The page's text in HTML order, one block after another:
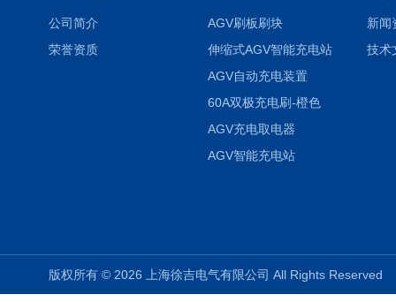
公司简介
荣誉资质
AGV刷板刷块
伸缩式AGV智能充电站
AGV自动充电装置
60A双极充电刷-橙色
AGV充电取电器
AGV智能充电站
新闻
技术
版权所有 © 2026 上海徐吉电气有限公司 All Rights